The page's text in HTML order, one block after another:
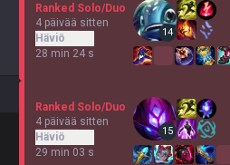
Ranked Solo/Duo
4 päivää sitten
Häviö
28 min 24 s
14
Ranked Solo/Duo
4 päivää sitten
Häviö
29 min 03 s
15